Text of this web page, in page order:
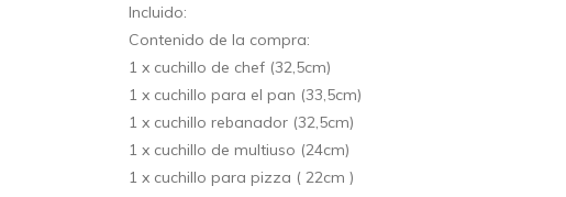
Incluido:
Contenido de la compra:
1 x cuchillo de chef (32,5cm)
1 x cuchillo para el pan (33,5cm)
1 x cuchillo rebanador (32,5cm)
1 x cuchillo de multiuso (24cm)
1 x cuchillo para pizza ( 22cm )